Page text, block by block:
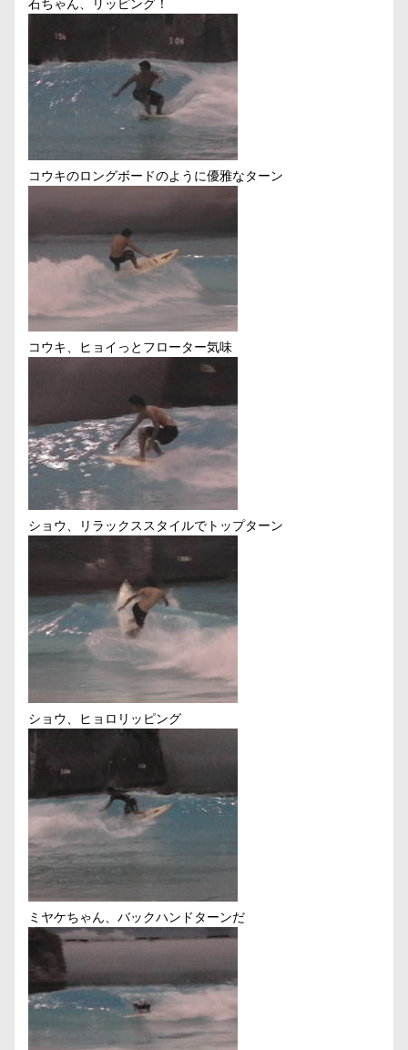
石ちゃん、リッピング！
コウキのロングボードのように優雅なターン
コウキ、ヒョイっとフローター気味
ショウ、リラックススタイルでトップターン
ショウ、ヒョロリッピング
ミヤケちゃん、バックハンドターンだ